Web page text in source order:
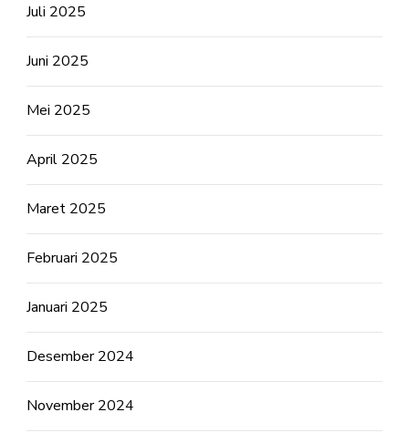
Juli 2025
Juni 2025
Mei 2025
April 2025
Maret 2025
Februari 2025
Januari 2025
Desember 2024
November 2024